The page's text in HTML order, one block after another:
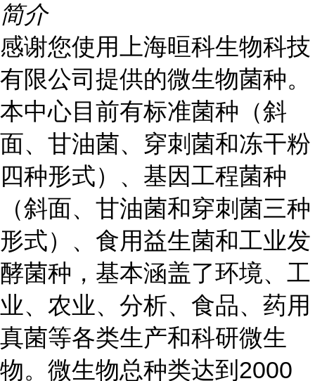
简介
感谢您使用上海晅科生物科技
有限公司提供的微生物菌种。
本中心目前有标准菌种（斜
面、甘油菌、穿刺菌和冻干粉
四种形式）、基因工程菌种
（斜面、甘油菌和穿刺菌三种
形式）、食用益生菌和工业发
酵菌种，基本涵盖了环境、工
业、农业、分析、食品、药用
真菌等各类生产和科研微生
物。微生物总种类达到2000